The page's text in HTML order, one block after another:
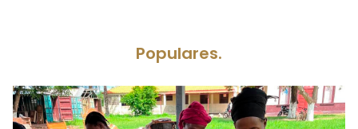
Populares.